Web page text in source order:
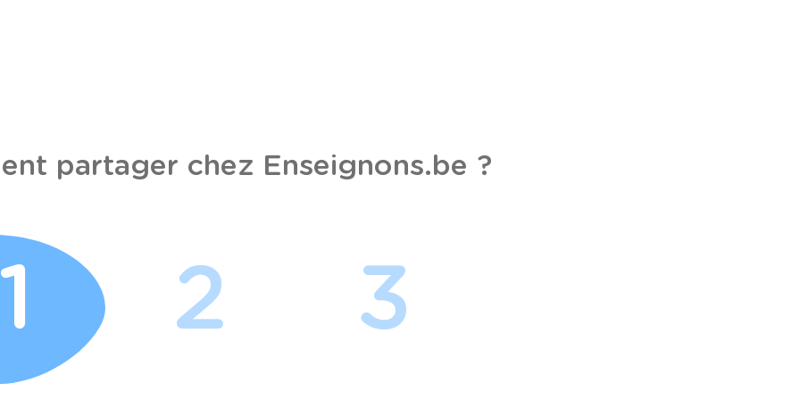
partager chez Enseignons.be ?
1 2 3